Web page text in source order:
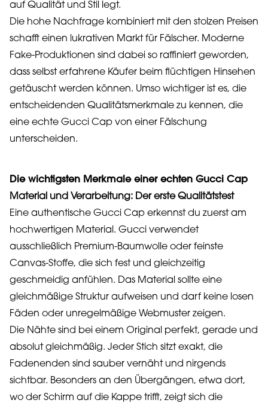
auf Qualität und Stil legt.
Die hohe Nachfrage kombiniert mit den stolzen Preisen
schafft einen lukrativen Markt für Fälscher. Moderne
Fake-Produktionen sind dabei so raffiniert geworden,
dass selbst erfahrene Käufer beim flüchtigen Hinsehen
getäuscht werden können. Umso wichtiger ist es, die
entscheidenden Qualitätsmerkmale zu kennen, die
eine echte Gucci Cap von einer Fälschung
unterscheiden.
Die wichtigsten Merkmale einer echten Gucci Cap
Material und Verarbeitung: Der erste Qualitätstest
Eine authentische Gucci Cap erkennst du zuerst am
hochwertigen Material. Gucci verwendet
ausschließlich Premium-Baumwolle oder feinste
Canvas-Stoffe, die sich fest und gleichzeitig
geschmeidig anfühlen. Das Material sollte eine
gleichmäßige Struktur aufweisen und darf keine losen
Fäden oder unregelmäßige Webmuster zeigen.
Die Nähte sind bei einem Original perfekt, gerade und
absolut gleichmäßig. Jeder Stich sitzt exakt, die
Fadenenden sind sauber vernäht und nirgends
sichtbar. Besonders an den Übergängen, etwa dort,
wo der Schirm auf die Kappe trifft, zeigt sich die